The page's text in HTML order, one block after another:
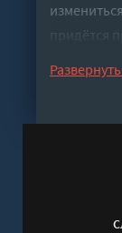
придётся